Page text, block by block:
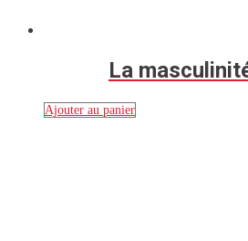
La
Ajouter au panier